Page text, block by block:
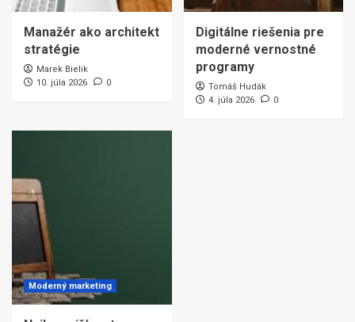
Manažér ako architekt
stratégie
Marek Bielik
10. júla 2026
0
Digitálne riešenia pre
moderné vernostné
programy
Tomáš Hudák
4. júla 2026
0
Moderný marketing